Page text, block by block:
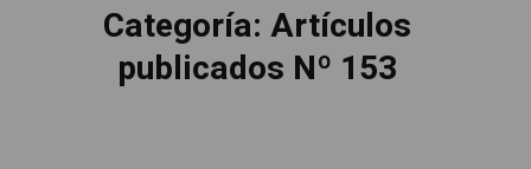
Categoría: Artículos
publicados Nº 153